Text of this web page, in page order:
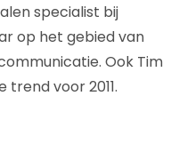
specialist bij
op het gebied van
Ook Tim
voor 2011.